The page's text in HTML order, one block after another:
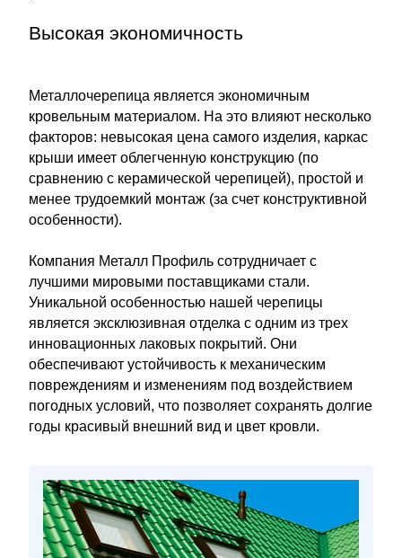
Высокая экономичность
Металлочерепица является экономичным
кровельным материалом. На это влияют несколько
факторов: невысокая цена самого изделия, каркас
крыши имеет облегченную конструкцию (по
сравнению с керамической черепицей), простой и
менее трудоемкий монтаж (за счет конструктивной
особенности).
Компания Металл Профиль сотрудничает с
лучшими мировыми поставщиками стали.
Уникальной особенностью нашей черепицы
является эксклюзивная отделка с одним из трех
инновационных лаковых покрытий. Они
обеспечивают устойчивость к механическим
повреждениям и изменениям под воздействием
погодных условий, что позволяет сохранять долгие
годы красивый внешний вид и цвет кровли.